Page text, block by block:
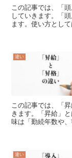
この記事では、「
していきます。「
ます。使い方とし
違い
この記事では、「
きます。「昇給」
味は「勤続年数や
違い